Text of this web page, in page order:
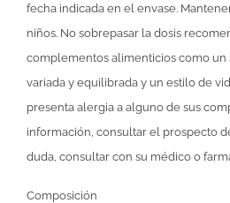
fecha indicada en el envase.
niños. No sobrepasar la dosis
complementos alimenticios como un
variada y equilibrada y un estilo de
presenta alergia a alguno de sus
información, consultar el prospecto
duda, consultar con su médico o
Composición